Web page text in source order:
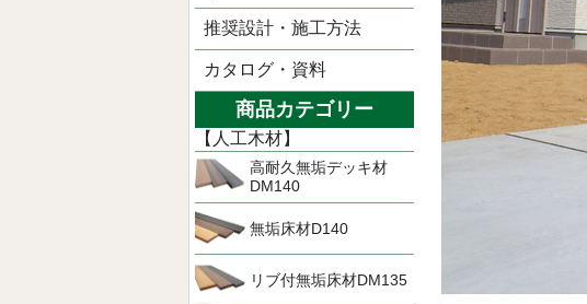
推奨設計・施工方法
カタログ・資料
商品カテゴリー
【人工木材】
高耐久無垢デッキ材
DM140
無垢床材D140
リブ付無垢床材DM135